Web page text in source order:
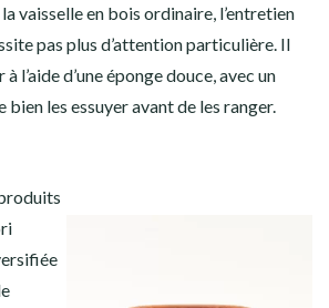
vaisselle en bois ordinaire, l’entretien
pas plus d’attention particulière. Il
l’aide d’une éponge douce, avec un
les essuyer avant de les ranger.